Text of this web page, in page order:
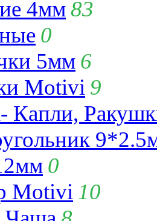
4мм83
0
5мм 6
Motivi 9
Капли,
0
Motivi 10